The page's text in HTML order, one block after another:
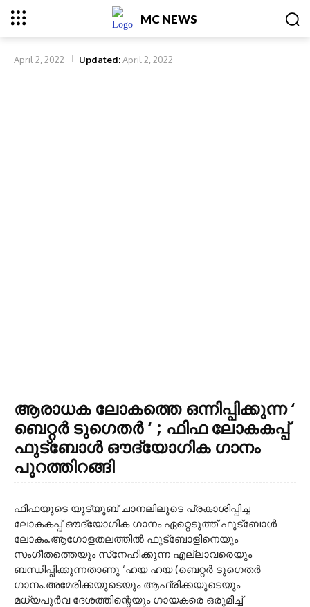
MC NEWS
April 2, 2022 Updated:April 2, 2022
ആരാധക ലോകത്തെ ഒന്നിപ്പിക്കുന്ന ‘
ബെറ്റർ ടുഗെതർ ‘ ; ഫിഫ ലോകകപ്പ്
ഫുട്ബോൾ ഔദ്യോഗിക ഗാനം
പുറത്തിറങ്ങി
ഫിഫയുടെ യുട്യൂബ് ചാനലിലൂടെ പ്രകാശിപ്പിച്ച
ലോകകപ്പ് ഔദ്യോഗിക ഗാനം ഏറ്റെടുത്ത് ഫുട്ബോള്‍
ലോകം.ആഗോളതലത്തില്‍ ഫുട്‌ബോളിനെയും
സംഗീതത്തെയും സ്‌നേഹിക്കുന്ന എല്ലാവരെയും
ബന്ധിപ്പിക്കുന്നതാണു ‘ഹയ ഹയ (ബെറ്റര്‍ ടുഗെതര്‍
ഗാനം.അമേരിക്കയുടെയും ആഫ്രിക്കയുടെയും
മധ്യപൂര്‍വ ദേശത്തിന്റെയും ഗായകരെ ഒരുമിച്ച്‌